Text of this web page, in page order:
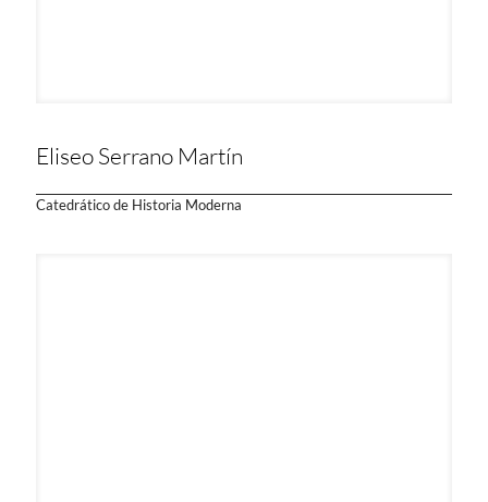
Eliseo Serrano Martín
Catedrático de Historia Moderna